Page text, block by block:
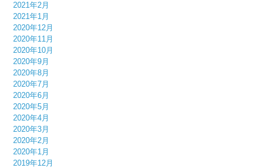
2021年2月
2021年1月
2020年12月
2020年11月
2020年10月
2020年9月
2020年8月
2020年7月
2020年6月
2020年5月
2020年4月
2020年3月
2020年2月
2020年1月
2019年12月